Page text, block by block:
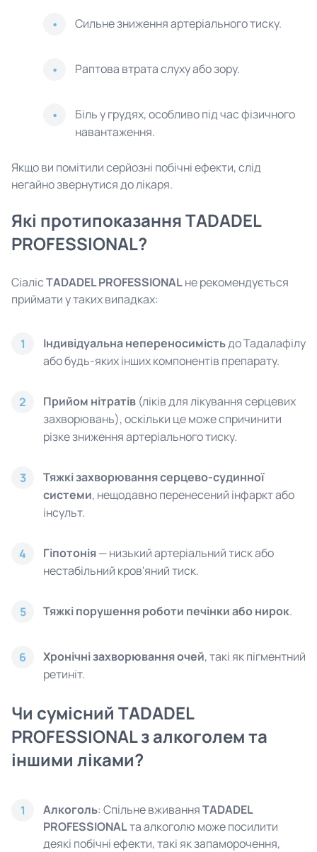
Сильне зниження артеріального тиску.
Раптова втрата слуху або зору.
Біль у грудях, особливо під час фізичного
навантаження.
Якщо ви помітили серйозні побічні ефекти, слід
негайно звернутися до лікаря.
Які протипоказання TADADEL
PROFESSIONAL?
СіалісTADADEL PROFESSIONALне рекомендується
приймати у таких випадках:
1 Індивідуальна непереносимістьдо Тадалафілу
або будь-яких інших компонентів препарату.
2 Прийом нітратів (ліків для лікування серцевих
захворювань), оскільки це може спричинити
різке зниження артеріального тиску.
3
Тяжкі захворювання серцево-судинної
системи, нещодавно перенесений інфаркт або
інсульт.
4 Гіпотонія— низький артеріальний тиск або
нестабільний кров'яний тиск.
5 Тяжкі порушення роботи печінки або нирок.
6 Хронічні захворювання очей, такі як пігментний
ретиніт.
Чи сумісний TADADEL
PROFESSIONAL з алкоголем та
іншими ліками?
1 Алкоголь: Спільне вживанняTADADEL
PROFESSIONALта алкоголю може посилити
деякі побічні ефекти, такі як запаморочення,